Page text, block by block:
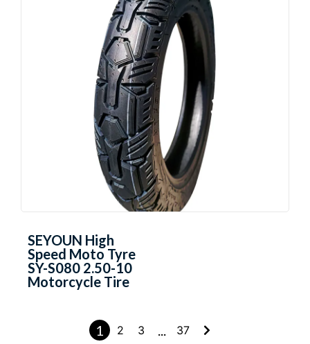
SEYOUN High
Speed Moto Tyre
SY-S080 2.50-10
Motorcycle Tire
1 2 3 ... 37